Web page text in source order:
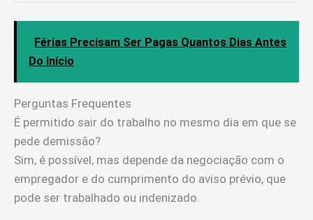
Férias Precisam Ser Pagas Quantos Dias Antes
Do Início
Perguntas Frequentes
É permitido sair do trabalho no mesmo dia em que se
pede demissão?
Sim, é possível, mas depende da negociação com o
empregador e do cumprimento do aviso prévio, que
pode ser trabalhado ou indenizado.